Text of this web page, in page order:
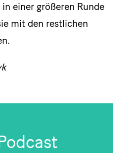
einer größeren Runde
mit den restlichen